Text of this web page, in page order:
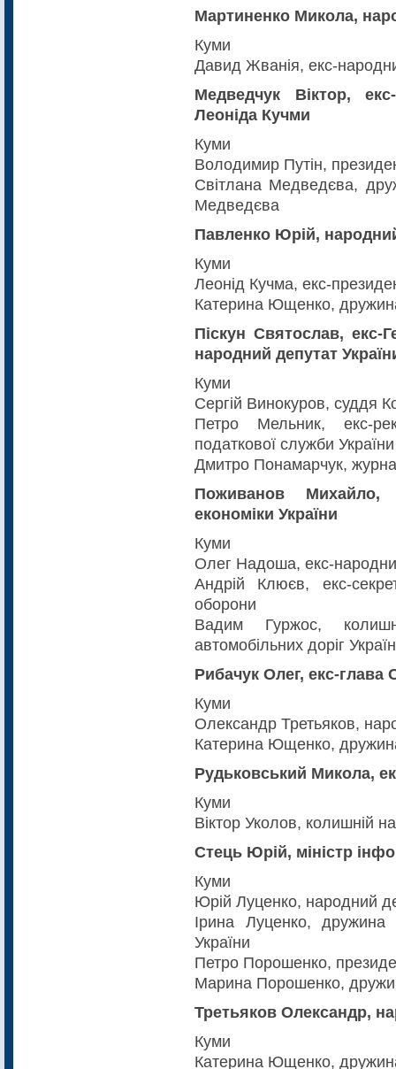
Мартиненко Микола,
Куми
Давид Жванія, екс-
Медведчук Віктор, екс-
Леоніда Кучми
Куми
Володимир Путін,
Світлана Медведєва,
Медведєва
Павленко Юрій,
Куми
Леонід Кучма, екс-
Катерина Ющенко,
Піскун Святослав, екс-
народний депутат
Куми
Сергій Винокуров, суддя
Петро Мельник, екс-
податкової служби України
Дмитро Понамарчук,
Поживанов Михайло,
економіки України
Куми
Олег Надоша, екс-
Андрій Клюєв, екс-
оборони
Вадим Гуржос,
автомобільних доріг
Рибачук Олег, екс-глава
Куми
Олександр Третьяков,
Катерина Ющенко,
Рудьковський Микола,
Куми
Віктор Уколов, колишній
Стець Юрій, міністр
Куми
Юрій Луценко, народний
Ірина Луценко,
України
Петро Порошенко,
Марина Порошенко,
Третьяков Олександр,
Куми
Катерина Ющенко,